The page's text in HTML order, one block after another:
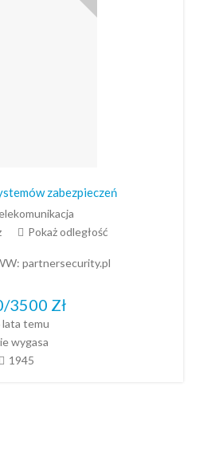
zabezpieczeń
Pokaż odległość
partnersecurity.pl
3500 Zł
lata temu
wygasa
1945